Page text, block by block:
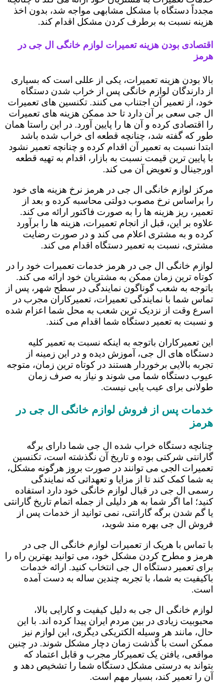
مجدداً دستگاه با مشکل مشابهی مواجه شد، بدون اخذ
هزینه نسبت به برطرف کردن مشکل اقدام کند.
اقتصادی بودن هزینه تعمیرات لوازم خانگی ال جی در
هرمز
بالا بودن هزینه تعمیرات، یکی از عللی است که بسیاری
از دارندگان لوازم خانگی پس از خراب شدن دستگاه
خود، از تعمیر آن اجتناب می کنند. تکنسین های تعمیرات
ال جی سعی بر آن دارد تا حد ممکن هزینه های تعمیرات
را اقتصادی کرده و آن ها را پایین آورد. در این راستا همان
طور که گفته شد، چنانچه قطعه ای خراب شده باشد
ابتدا نسبت به تعمیر آن اقدام کرده و چنانچه تعمیر نشود
با پایین ترین قیمت نسبت به بازار، اقدام به تهیه قطعه
اورجینال و تعویض آن می کند.
مرکز لوازم خانگی ال جی در هرمز نرخ هزینه های خود
را براساس نرخ مصوب دولتی محاسبه کرده و بعد از
تعمیر، ریز هزینه ها را به صورت فاکتور ارائه می کند.
علاوه بر این، قبل از انجام تعمیرات، هزینه ها را برآورد
کرده و به مشتری اعلام می کند و در صورت رضایت
مشتری، نسبت به تعمیر دستگاه اقدام می کند.
لوازم خانگی ال جی در هرمز خدمات تعمیرات خود را در
کوتاه ترین زمان ممکن به مشتریان خود ارائه می کند.
باتوجه به شعب گوناگون نمایندگی در سطح شهر، پس از
تماس شما با نمایندگی تعمیرات، تعمیرکاران مجرب در
اسرع وقت از نزدیک ترین شعب به محل شما اعزام شده
و نسبت به تعمیر دستگاه شما اقدام می کنند.
این تعمیرکاران باتوجه به اینکه نسبت به تعمیر کلیه
دستگاه های ال جی، آموزش دیده و در این زمینه از
تجربه بالایی برخوردار هستند در کوتاه ترین زمان، متوجه
عیوب دستگاه شما می شوند و نیاز به صرف زمان
طولانی برای عیب یابی نیست.
خدمات پس از فروش لوازم خانگی ال جی در
هرمز
چنانچه دستگاه خراب شده ال جی شما دارای برگه
گارانتی شرکتی بوده و تاریخ آن نگذشته است، تکنسین
تعمیرات الجی می توانند در صورت بروز هرگونه مشکل،
به شما کمک کند تا از مزایا و تعهداتی که نمایندگی
رسمی ال جی در قبال لوازم خانگی خود دارد استفاده
کنید؛ اما اگر شما به هر دلیلی از جمله اتمام تاریخ گارانتی
یا گم شدن برگه گارانتی، نمی توانید از خدمات پس از
فروش ال جی بهره مند شوید،
با تماس با هریک از تعمیرات لوازم خانگی ال جی در
هرمز و مطرح کردن مشکل خود، می توانید بهترین راه را
برای تعمیر دستگاه ال جی انتخاب کنید. ارائه خدمات
باکیفیت به شما، با تجربه چندین ساله به دست آمده
است.
لوازم خانگی ال جی به دلیل کیفیت و کارایی بالا،
محبوبیت زیادی در بین مردم ایران پیدا کرده اند. با این
حال، مانند هر وسیله الکتریکی دیگری، این لوازم نیز
ممکن است با گذشت زمان دچار مشکل شوند. در چنین
مواقعی، یافتن یک تعمیرکار مجرب و قابل اعتماد که
بتواند به درستی مشکل دستگاه شما را تشخیص دهد و
آن را تعمیر کند، بسیار مهم است.